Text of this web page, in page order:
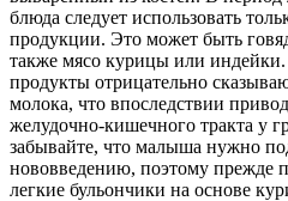
блюда следует использовать
продукции. Это может быть
также мясо курицы или
продукты отрицательно
молока, что впоследствии
желудочно-кишечного тракта у
забывайте, что малыша нужно
нововведению, поэтому прежде
легкие бульончики на основе